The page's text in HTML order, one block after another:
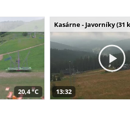
20,4 °C
Kasárne - Javorníky (31
13:32